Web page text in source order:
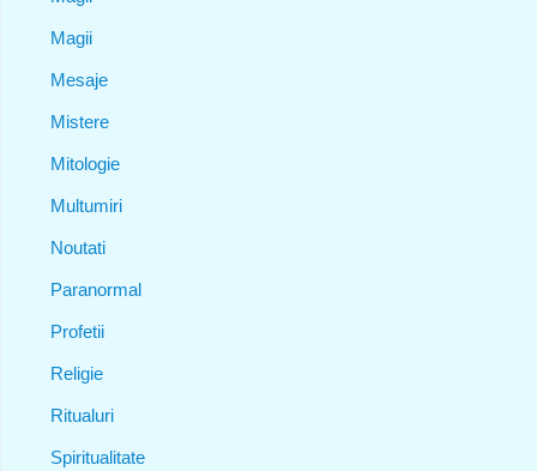
Magii
Mesaje
Mistere
Mitologie
Multumiri
Noutati
Paranormal
Profetii
Religie
Ritualuri
Spiritualitate